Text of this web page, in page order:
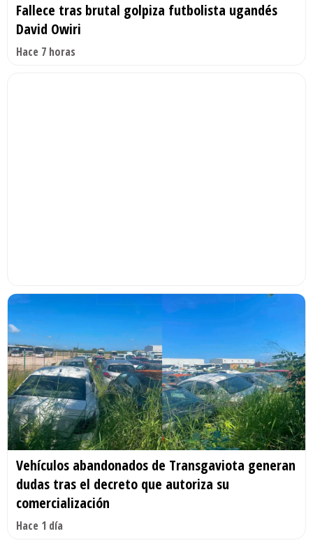
Fallece tras brutal golpiza futbolista ugandés
David Owiri
Hace 7 horas
Vehículos abandonados de Transgaviota generan
dudas tras el decreto que autoriza su
comercialización
Hace 1 día